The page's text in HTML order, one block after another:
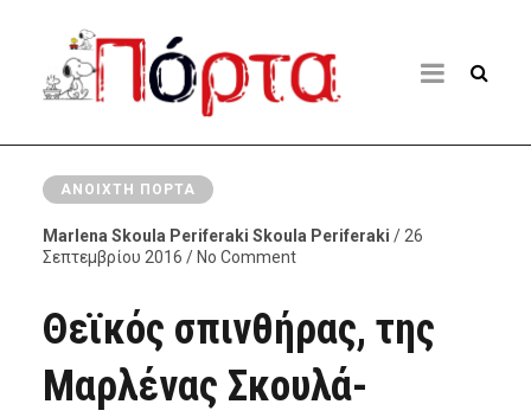
ΑΝΟΙΧΤΉ ΠΌΡΤΑ
Marlena Skoula Periferaki Skoula Periferaki / 26
Σεπτεμβρίου 2016 / No Comment
Θεϊκός σπινθήρας, της
Μαρλένας Σκουλά-